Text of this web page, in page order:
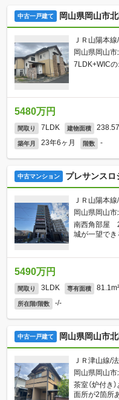
中古一戸建て 岡山県岡山市
ＪＲ山陽本
岡山県岡山
7LDK+WICの
5480万円
間取り 7LDK 建物面積
築年月 23年6ヶ月 階数 -
中古マンション プレサンスロ
ＪＲ山陽本
岡山県岡山
南西角部屋
城が一望でき
5490万円
間取り 3LDK 専有面積 81.1m²
所在階/階数 -/-
中古一戸建て 岡山県岡山市
ＪＲ津山線/
岡山県岡山
茶室（炉付き
面所が2箇所